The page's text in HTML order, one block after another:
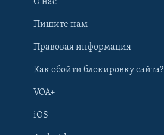
О нас
Пишите нам
Правовая информация
Как обойти блокировку сайта?
VOA+
iOS